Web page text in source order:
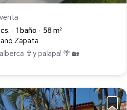
1 baño
58 m²
Zapata
👙y palapa! 🌴 🏡